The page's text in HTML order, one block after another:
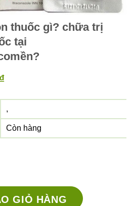
thuốc gì? chữa trị
tại
₫
,
Còn hàng
chữa trị bệnh gì? giá thuốc tại
GIỎ HÀNG